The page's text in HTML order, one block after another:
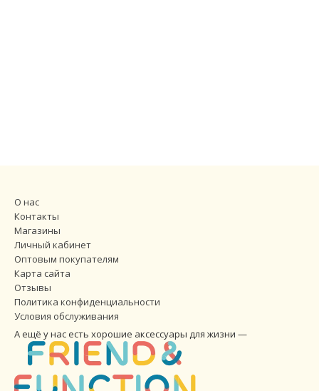
О нас
Контакты
Магазины
Личный кабинет
Оптовым покупателям
Карта сайта
Отзывы
Политика конфиденциальности
Условия обслуживания
А ещё у нас есть хорошие аксессуары для жизни —